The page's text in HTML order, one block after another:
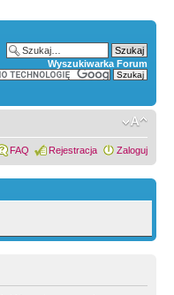
Wyszukiwarka Forum
FAQ Rejestracja Zaloguj